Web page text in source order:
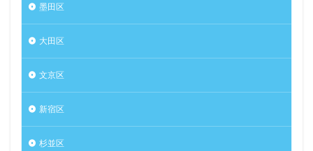
墨田区
大田区
文京区
新宿区
杉並区